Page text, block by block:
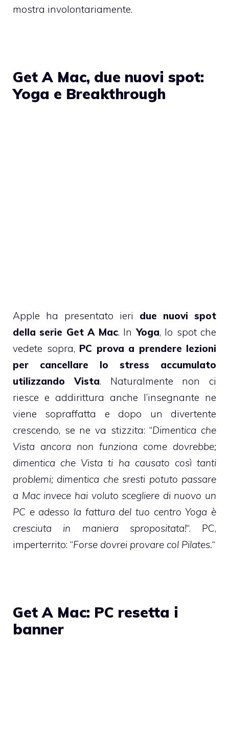
mostra involontariamente.
Get A Mac, due nuovi spot:
Yoga e Breakthrough
Apple ha presentato ieri due nuovi spot
della serie Get A Mac. InYoga, lo spot che
vedete sopra, PC prova a prendere lezioni
per cancellare lo stress accumulato
utilizzando Vista. Naturalmente non ci
riesce e addirittura anche l’insegnante ne
viene sopraffatta e dopo un divertente
crescendo, se ne va stizzita: “Dimentica che
Vista ancora non funziona come dovrebbe;
dimentica che Vista ti ha causato così tanti
problemi; dimentica che sresti potuto passare
a Mac invece hai voluto scegliere di nuovo un
PC e adesso la fattura del tuo centro Yoga è
cresciuta in maniera spropositata!“. PC,
imperterrito: “Forse dovrei provare col Pilates.“
Get A Mac: PC resetta i
banner